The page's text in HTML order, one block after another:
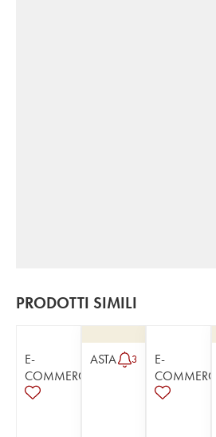
PRODOTTI SIMILI
E-
COMMERCE
ASTA 3
E-
COMMERCE